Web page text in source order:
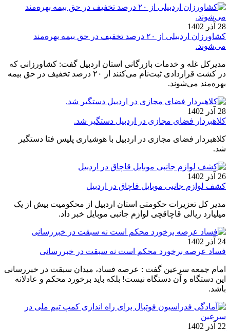
28 آذر 1402
کشاورزان اردبیلی از ۲۰ درصد تخفیف در حق بیمه بهره‌مند
می‌شوند.
مدیرکل غله و خدمات بازرگانی استان اردبیل گفت: کشاورزانی که
در کشت قراردادی ثبت‌نام می‌کنند از ۲۰ درصد تخفیف در حق بیمه
بهره‌مند می‌شوند.
28 آذر 1402
کلاهبردار فضای مجازی در اردبیل دستگیر شد.
کلاهبردار فضای مجازی در اردبیل با هوشیاری پلیس فتا دستگیر
شد.
26 آذر 1402
کشف لوازم جانبی موبایل قاچاق در اردبیل
مدیر کل تعزیرات حکومتی استان اردبیل از محکومیت بیش از یک
میلیارد ریالی قاچاقچی لوازم جانبی موبایل خبر داد.
24 آذر 1402
فساد عرصه برخورد محکم است نه سبقت در خبررسانی
امام جمعه سرعین گفت : عرصه فساد، میدان سبقت در خبر‌رسانی
این دستگاه و آن دستگاه نیست! بلکه باید برخورد محکم و عادلانه
باشد.
22 آذر 1402